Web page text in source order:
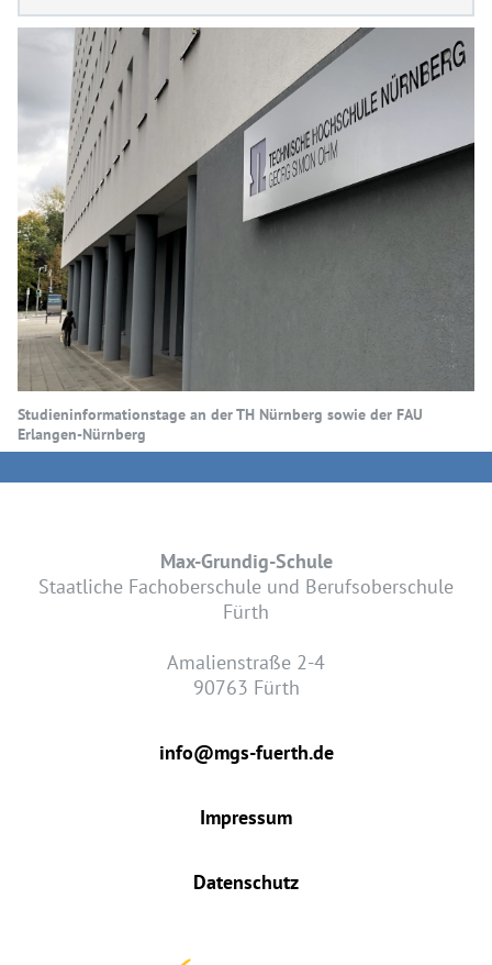
Studieninformationstage an der TH Nürnberg sowie der FAU
Erlangen-Nürnberg
Max-Grundig-Schule
Staatliche Fachoberschule und Berufsoberschule
Fürth
Amalienstraße 2-4
90763 Fürth
info@mgs-fuerth.de
Impressum
Datenschutz